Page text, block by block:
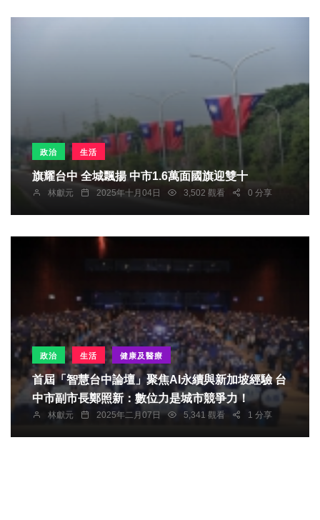
政治 生活
旗耀台中 全城飄揚 中市1.6萬面國旗迎雙十
林獻元 2025年十月04日 3,502 觀看 0 分享
政治 生活 健康及醫療
首屆「智慧台中論壇」聚焦AI永續與新加坡經驗 台
中市副市長鄭照新：數位力是城市競爭力！
林獻元 2025年二月07日 5,341 觀看 1 分享